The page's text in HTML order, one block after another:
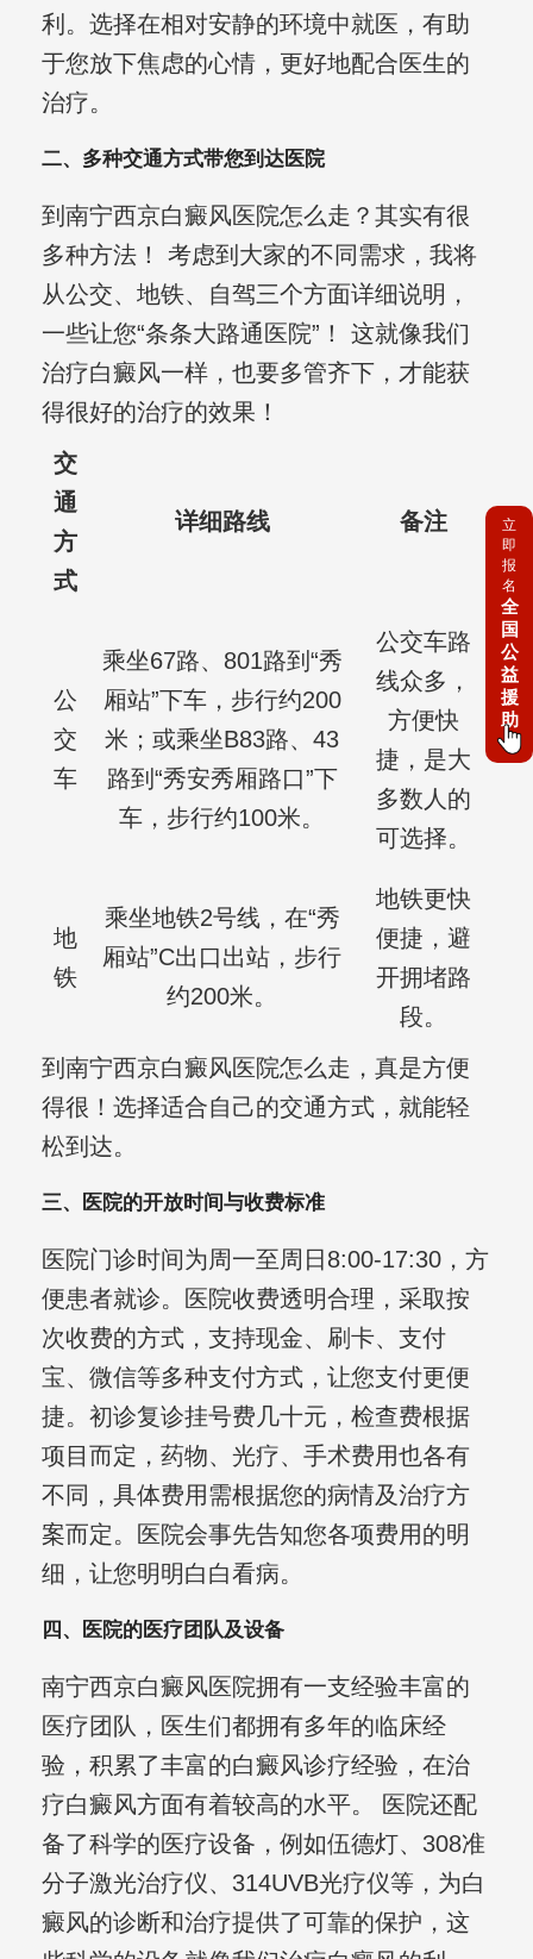
利。选择在相对安静的环境中就医，有助
于您放下焦虑的心情，更好地配合医生的
治疗。
二、多种交通方式带您到达医院
到南宁西京白癜风医院怎么走？其实有很
多种方法！ 考虑到大家的不同需求，我将
从公交、地铁、自驾三个方面详细说明，
一些让您“条条大路通医院”！ 这就像我们
治疗白癜风一样，也要多管齐下，才能获
得很好的治疗的效果！
交
通
方
式
详细路线 备注
公
交
车
乘坐67路、801路到“秀
厢站”下车，步行约200
米；或乘坐B83路、43
路到“秀安秀厢路口”下
车，步行约100米。
公交车路
线众多，
方便快
捷，是大
多数人的
可选择。
地
铁
乘坐地铁2号线，在“秀
厢站”C出口出站，步行
约200米。
地铁更快
便捷，避
开拥堵路
段。
到南宁西京白癜风医院怎么走，真是方便
得很！选择适合自己的交通方式，就能轻
松到达。
三、医院的开放时间与收费标准
医院门诊时间为周一至周日8:00-17:30，方
便患者就诊。医院收费透明合理，采取按
次收费的方式，支持现金、刷卡、支付
宝、微信等多种支付方式，让您支付更便
捷。初诊复诊挂号费几十元，检查费根据
项目而定，药物、光疗、手术费用也各有
不同，具体费用需根据您的病情及治疗方
案而定。医院会事先告知您各项费用的明
细，让您明明白白看病。
四、医院的医疗团队及设备
南宁西京白癜风医院拥有一支经验丰富的
医疗团队，医生们都拥有多年的临床经
验，积累了丰富的白癜风诊疗经验，在治
疗白癜风方面有着较高的水平。 医院还配
备了科学的医疗设备，例如伍德灯、308准
分子激光治疗仪、314UVB光疗仪等，为白
癜风的诊断和治疗提供了可靠的保护，这
立
即
报
名
全
国
公
益
援
助